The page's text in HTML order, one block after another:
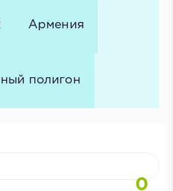
Армения
полигон
0